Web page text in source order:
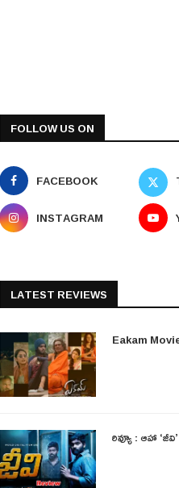
FOLLOW US ON
FACEBOOK
INSTAGRAM
LATEST REVIEWS
Eakam
రివ్యూ : ఆహా